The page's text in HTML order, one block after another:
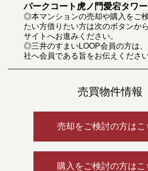
パークコート虎ノ門愛宕タワー
◎本マンションの売却や購入をご
たい方借りたい方は次のボタンか
サイトへお進みください。
◎三井のすまいLOOP会員の方は
社へ会員である旨をお伝えくださ
売買物件情報
売却をご検討の方はこ
購入をご検討の方はこ